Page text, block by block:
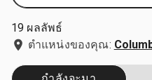
19 ผลลัพธ์
ตำแหน่งของคุณ: